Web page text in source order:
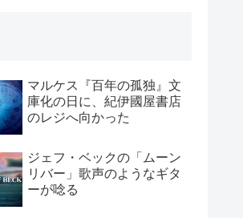
マルケス『百年の孤独』文
庫化の日に、紀伊國屋書店
のレジへ向かった
ジェフ・ベックの「ムーン
リバー」歌声のようなギタ
ーが唸る